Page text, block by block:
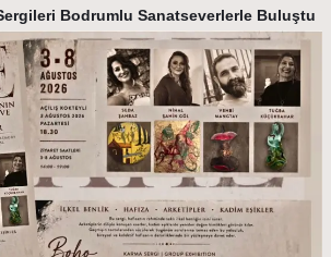
Sergileri Bodrumlu Sanatseverlerle Buluştu